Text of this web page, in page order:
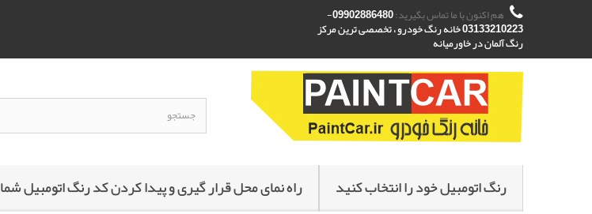
هم اکنون با ما تماس بگیرید: 09902886480-
03133210223 خانه رنگ خودرو ، تخصصی ترین مرکز
رنگ آلمان در خاورمیانه
رنگ اتومبیل خود را انتخاب کنید راه نمای محل قرار گیری و پیدا کردن کد رنگ اتومبیل شما